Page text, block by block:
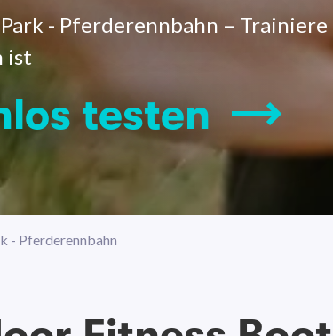
- Pferderennbahn – Trainiere
ist
testen
- Pferderennbahn